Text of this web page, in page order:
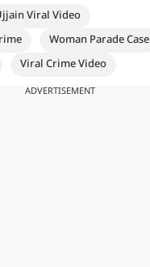
Viral Video
Woman Parade Case
Viral Crime Video
ADVERTISEMENT